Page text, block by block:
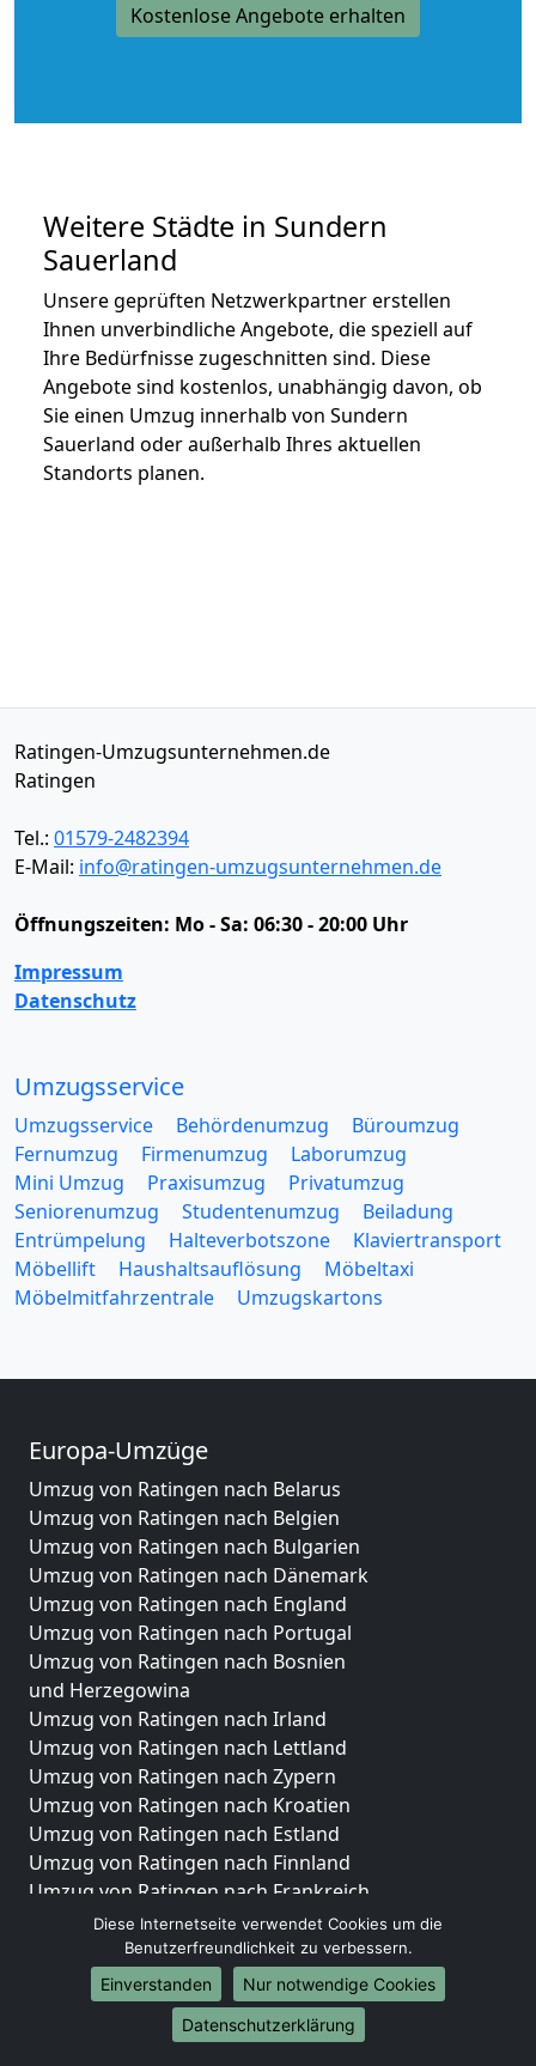
Kostenlose Angebote erhalten
Weitere Städte in Sundern
Sauerland
Unsere geprüften Netzwerkpartner erstellen
Ihnen unverbindliche Angebote, die speziell auf
Ihre Bedürfnisse zugeschnitten sind. Diese
Angebote sind kostenlos, unabhängig davon, ob
Sie einen Umzug innerhalb von Sundern
Sauerland oder außerhalb Ihres aktuellen
Standorts planen.
Ratingen-Umzugsunternehmen.de
Ratingen
Tel.: 01579-2482394
E-Mail: info@ratingen-umzugsunternehmen.de
Öffnungszeiten: Mo - Sa: 06:30 - 20:00 Uhr
Impressum
Datenschutz
Umzugsservice
Umzugsservice Behördenumzug
Büroumzug
Fernumzug
Firmenumzug
Laborumzug
Mini Umzug
Praxisumzug
Privatumzug
Seniorenumzug
Studentenumzug
Beiladung
Entrümpelung
Halteverbotszone
Klaviertransport
Möbellift
Haushaltsauflösung
Möbeltaxi
Möbelmitfahrzentrale
Umzugskartons
Europa-Umzüge
Umzug von Ratingen nach Belarus
Umzug von Ratingen nach Belgien
Umzug von Ratingen nach Bulgarien
Umzug von Ratingen nach Dänemark
Umzug von Ratingen nach England
Umzug von Ratingen nach Portugal
Umzug von Ratingen nach Bosnien
und Herzegowina
Umzug von Ratingen nach Irland
Umzug von Ratingen nach Lettland
Umzug von Ratingen nach Zypern
Umzug von Ratingen nach Kroatien
Umzug von Ratingen nach Estland
Umzug von Ratingen nach Finnland
Umzug von Ratingen nach Frankreich
Umzug von Ratingen nach Griechenland
Umzug von Ratingen nach Italien
Umzug von Ratingen nach Liechtenstein
Umzug von Ratingen nach Luxemburg
Umzug von Ratingen nach Niederlande
Diese Internetseite verwendet Cookies um die
Benutzerfreundlichkeit zu verbessern.
Einverstanden
Nur notwendige Cookies
Datenschutzerklärung